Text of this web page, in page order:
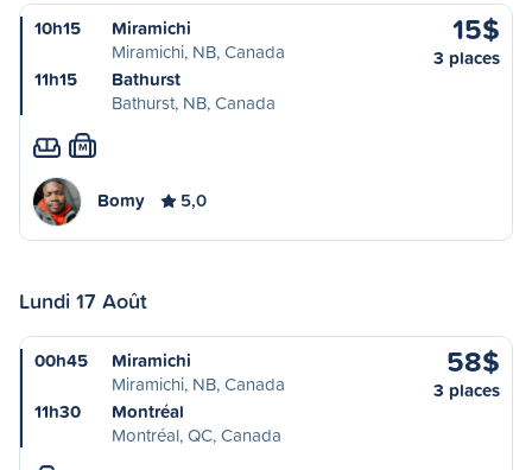
10h15
Miramichi
Miramichi, NB, Canada
11h15
Bathurst
Bathurst, NB, Canada
15$
3 places
M
Bomy 5,0
Lundi 17 Août
00h45
Miramichi
Miramichi, NB, Canada
11h30
Montréal
Montréal, QC, Canada
58$
3 places